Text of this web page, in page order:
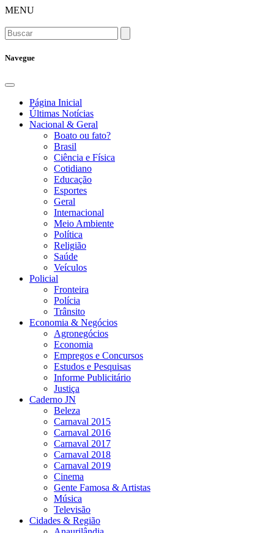
MENU
Navegue
Página Inicial
Últimas Notícias
Nacional & Geral
Boato ou fato?
Brasil
Ciência e Física
Cotidiano
Educação
Esportes
Geral
Internacional
Meio Ambiente
Política
Religião
Saúde
Veículos
Policial
Fronteira
Polícia
Trânsito
Economia & Negócios
Agronegócios
Economia
Empregos e Concursos
Estudos e Pesquisas
Informe Publicitário
Justiça
Caderno JN
Beleza
Carnaval 2015
Carnaval 2016
Carnaval 2017
Carnaval 2018
Carnaval 2019
Cinema
Gente Famosa & Artistas
Música
Televisão
Cidades & Região